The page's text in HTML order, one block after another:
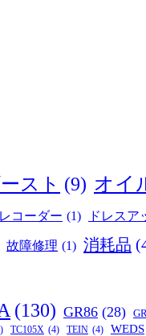
スト (9) オイ
コーダー (1) ドレスア
故障修理 (1) 消耗品
(130) GR86 (28)
TC105X (4) TEIN (4) WEDS